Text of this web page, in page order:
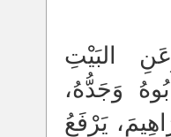
البَيْتِ
وَجَدُّهُ،
يَرْفَعُ